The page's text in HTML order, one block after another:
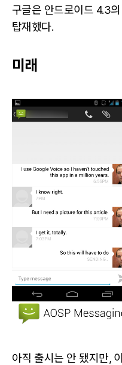
구글은 안드로이드 4.3
탑재했다.
미래
아직 출시는 안 됐지만,